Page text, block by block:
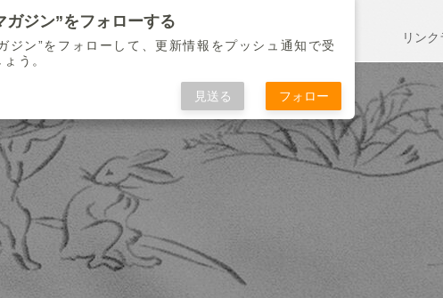
ホーム リン
ガジン”をフォローする
ジン”をフォローして、更新情報をプッシュ通知で受
う。
見送る フォロー